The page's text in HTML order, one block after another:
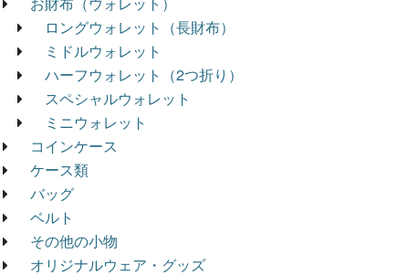
ロングウォレット（長財布）
ミドルウォレット
ハーフウォレット（2つ折り）
スペシャルウォレット
ミニウォレット
コインケース
ケース類
バッグ
ベルト
その他の小物
オリジナルウェア・グッズ